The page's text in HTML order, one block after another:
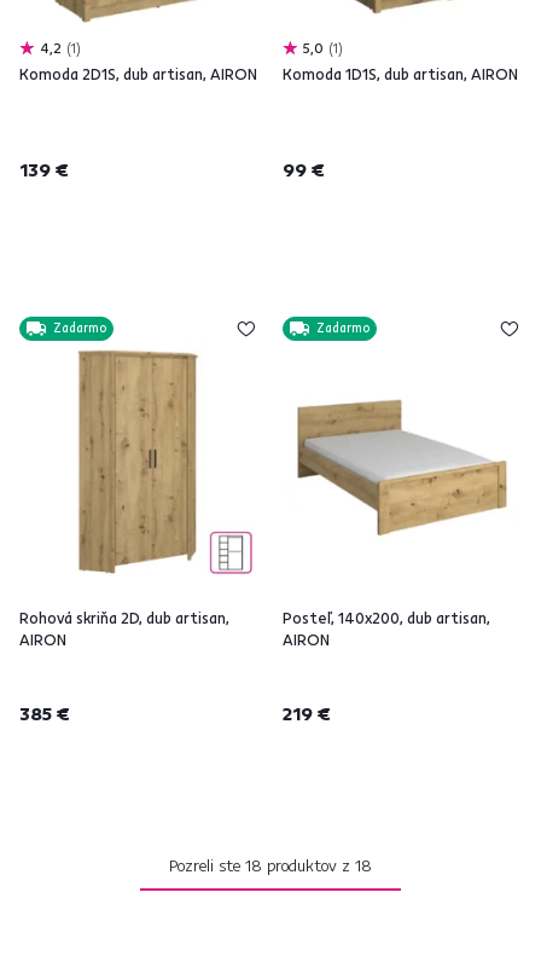
4,2 1
Komoda 2D1S, dub artisan, AIRON
139 €
5,0 1
Komoda 1D1S, dub artisan, AIRON
99 €
Zadarmo
Rohová skriňa 2D, dub artisan,
AIRON
385 €
Zadarmo
Posteľ, 140x200, dub artisan,
AIRON
219 €
Pozreli ste 18 produktov z 18